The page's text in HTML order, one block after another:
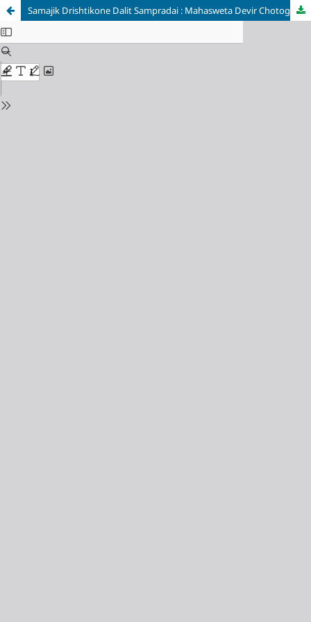
Samajik Drishtikone Dalit Sampradai : Mahasweta Devir Chotogolpo/ সামাজিক দৃষ্টিকোণে দলিত সম্প্রদায় : মহাশ্বেতা দেবীর ছোটগল্প